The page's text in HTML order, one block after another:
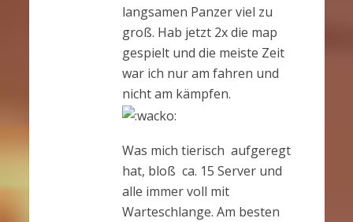
langsamen Panzer viel zu
groß. Hab jetzt 2x die map
gespielt und die meiste Zeit
war ich nur am fahren und
nicht am kämpfen.
Was mich tierisch aufgeregt
hat, bloß ca. 15 Server und
alle immer voll mit
Warteschlange. Am besten